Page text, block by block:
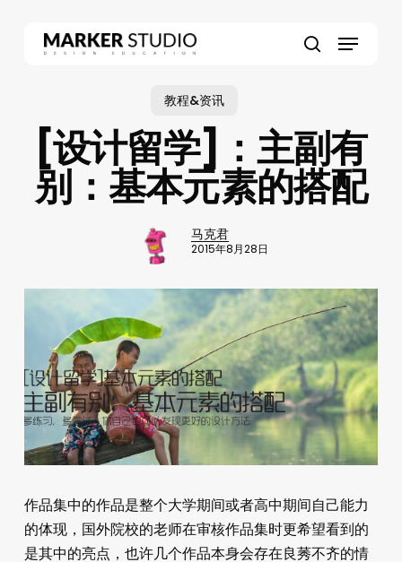
Menu
教程&资讯
[设计留学]：主副有
别：基本元素的搭配
马克君
2015年8月28日
作品集中的作品是整个大学期间或者高中期间自己能力
的体现，国外院校的老师在审核作品集时更希望看到的
是其中的亮点，也许几个作品本身会存在良莠不齐的情